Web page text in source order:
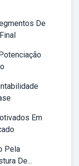
De
Em
Pela
De...